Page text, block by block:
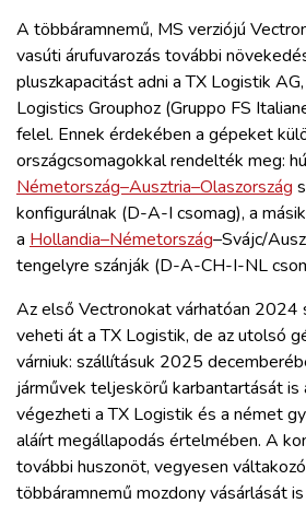
BELÉPÉS
REGISZTRÁCIÓ
A többáramnemű, MS verziójú
vasúti árufuvarozás további
pluszkapacitást adni a TX Logistik
Logistics Grouphoz (Gruppo FS
felel. Ennek érdekében a gépeket
országcsomagokkal rendelték meg:
Németország–Ausztria–Olaszország
konfigurálnak (D-A-I csomag), a
a Hollandia–Németország–Svájc/
tengelyre szánják (D-A-CH-I-NL
Az első Vectronokat várhatóan 2024
veheti át a TX Logistik, de az utolsó
várniuk: szállításuk 2025
járművek teljeskörű karbantartását is
végezheti a TX Logistik és a német
aláírt megállapodás értelmében. A
további huszonöt, vegyesen
többáramnemű mozdony vásárlását